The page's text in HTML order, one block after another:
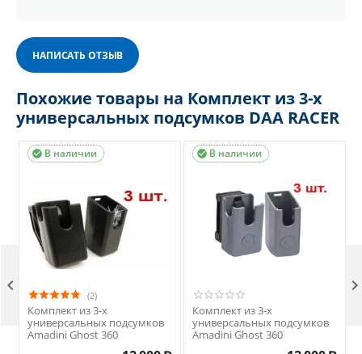
НАПИСАТЬ ОТЗЫВ
Похожие товары на Комплект из 3-х
универсальных подсумков DAA RACER
В наличии

(2)
Комплект из 3-х
универсальных подсумков
Amadini Ghost 360
В наличии

Комплект из 3-х
универсальных подсумков
Amadini Ghost 360
